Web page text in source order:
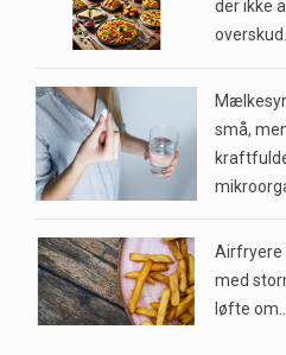
der ikke
overskud…
små,
Airfryere
med
løfte